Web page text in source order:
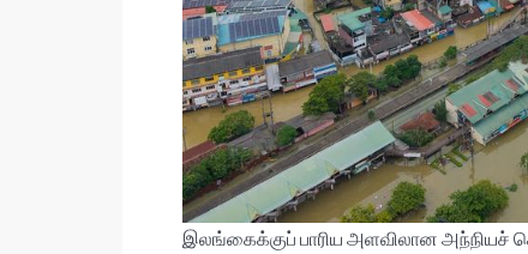
இலங்கைக்குப் பாரிய அளவிலான அந்நியச்